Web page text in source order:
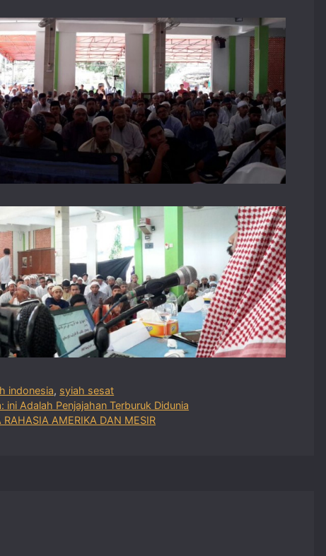
indonesia, syiah sesat
Adalah Penjajahan Terburuk Didunia
AMERIKA DAN MESIR